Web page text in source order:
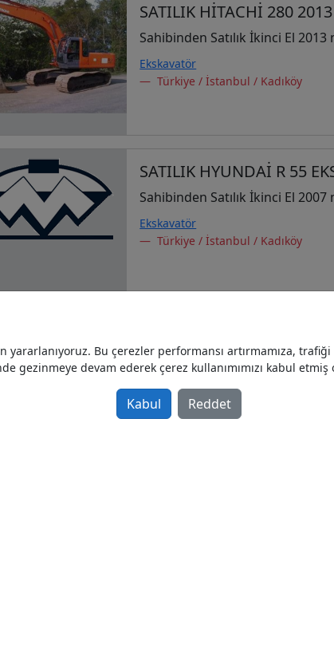
SATILIK HİTACHİ 280
Sahibinden Satılık İkinci El 2013
Ekskavatör
Türkiye / İstanbul / Kadıköy
SATILIK HYUNDAİ R 55
Sahibinden Satılık İkinci El 2007
Ekskavatör
Türkiye / İstanbul / Kadıköy
Sahibinden Satılık İkinci El 2017
Türkiye / İstanbul / Kadıköy
Bu çerezler performansı artırmamıza,
gezinmeye devam ederek çerez kullanımımızı kabul
Kabul Reddet